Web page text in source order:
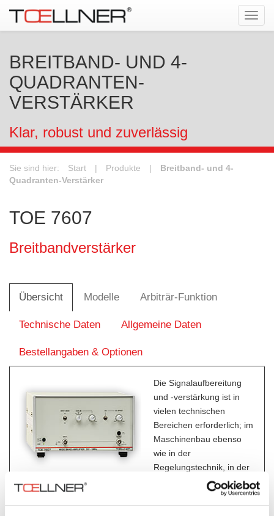
BREITBAND- UND 4-
QUADRANTEN-
VERSTÄRKER
Klar, robust und zuverlässig
Sie sind hier: Start | Produkte |
Breitband- und 4-
Quadranten-Verstärker
TOE 7607
Breitbandverstärker
Übersicht Modelle Arbiträr-Funktion
Technische Daten Allgemeine Daten
Bestellangaben & Optionen
Die Signalaufbereitung
und -verstärkung ist in
vielen technischen
Bereichen erforderlich; im
Maschinenbau ebenso
wie in der
Regelungstechnik, in der
medizinischen Technik ebenso wie bei der Testung.
Mit dem Breitbandverstärker TOE 7607 lassen sich diese